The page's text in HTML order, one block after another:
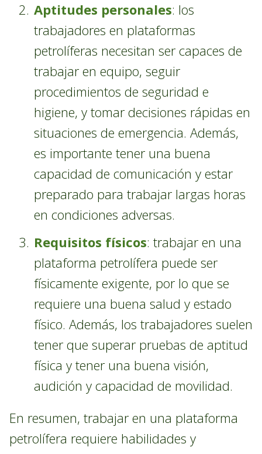
Aptitudes personales: los
trabajadores en plataformas
petrolíferas necesitan ser capaces de
trabajar en equipo, seguir
procedimientos de seguridad e
higiene, y tomar decisiones rápidas en
situaciones de emergencia. Además,
es importante tener una buena
capacidad de comunicación y estar
preparado para trabajar largas horas
en condiciones adversas.
Requisitos físicos: trabajar en una
plataforma petrolífera puede ser
físicamente exigente, por lo que se
requiere una buena salud y estado
físico. Además, los trabajadores suelen
tener que superar pruebas de aptitud
física y tener una buena visión,
audición y capacidad de movilidad.
En resumen, trabajar en una plataforma
petrolífera requiere habilidades y